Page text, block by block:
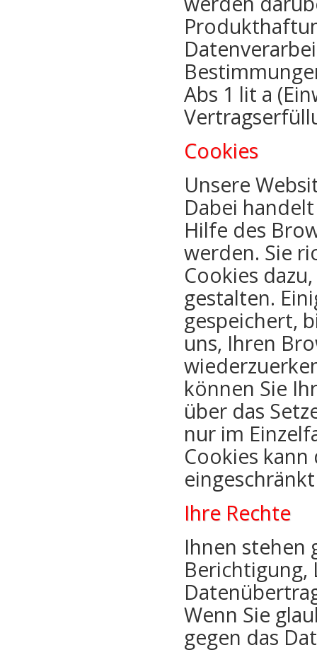
Abs 1 lit a
Cookies
Unsere
Dabei
Hilfe des
werden. Sie
Cookies
gestalten.
gespeichert,
uns, Ihren
können Sie
über das
nur im
Cookies
Ihre Rechte
Ihnen stehen
Berichtigung,
Wenn Sie
gegen das